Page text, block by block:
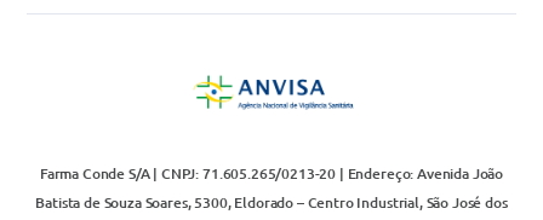
Farma Conde S/A | CNPJ: 71.605.265/0213-20 | Endereço: Avenida João
Batista de Souza Soares, 5300, Eldorado – Centro Industrial, São José dos